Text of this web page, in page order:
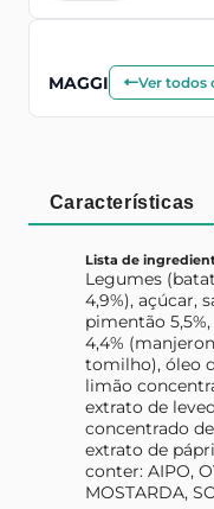
MAGGI Ver todos
Características
Lista de
Legumes
4,9%), açúcar,
pimentão
4,4%
tomilho), óleo
limão
extrato de
concentrado
extrato de
conter: AIPO,
MOSTARDA,